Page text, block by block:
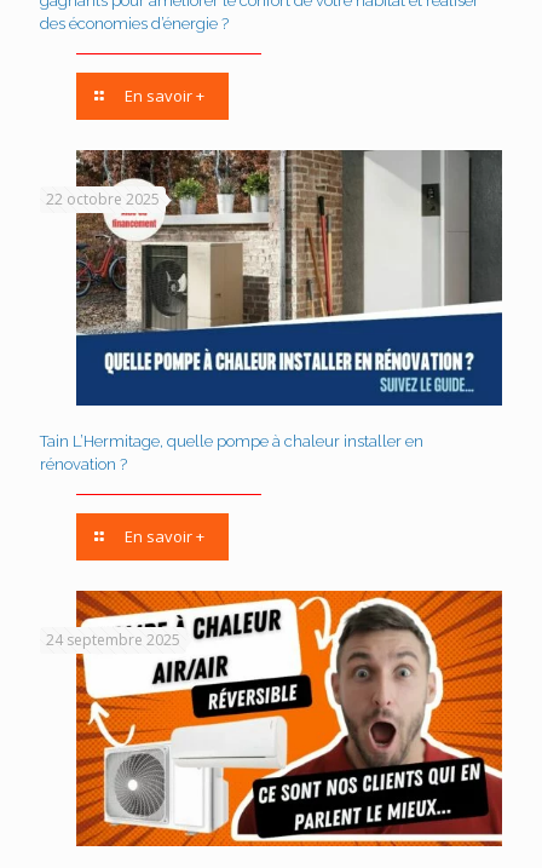
des économies d’énergie ?
En savoir +
22 octobre 2025
Tain L’Hermitage, quelle pompe à chaleur installer en
rénovation ?
En savoir +
24 septembre 2025